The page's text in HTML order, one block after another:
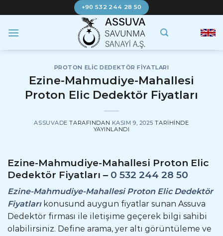
atla
+90 532 244 28 50
PROTON ELIC DEDEKTÖR FIYATLARI
Ezine-Mahmudiye-Mahallesi
Proton Elic Dedektör Fiyatları
ASSUVADE TARAFINDAN KASIM 9, 2025 TARIHINDE
YAYINLANDI
Ezine-Mahmudiye-Mahallesi Proton Elic
Dedektör Fiyatları – 0 532 244 28 50
Ezine-Mahmudiye-Mahallesi Proton Elic Dedektör
Fiyatlarıkonusund auygun fiyatlar sunan Assuva
Dedektör firması ile iletişime geçerek bilgi sahibi
olabilirsiniz. Define arama, yer altı görüntüleme ve